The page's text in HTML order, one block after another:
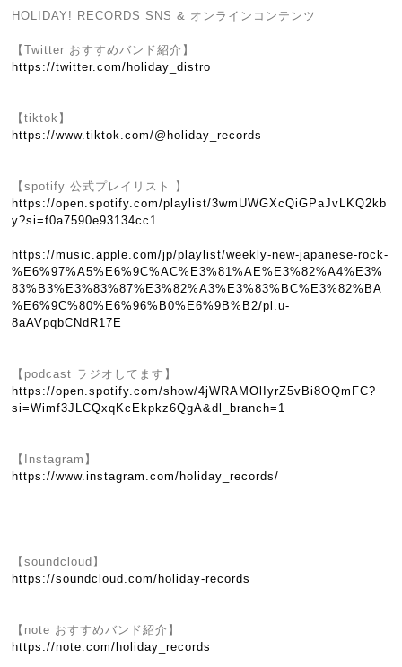
HOLIDAY! RECORDS SNS & オンラインコンテンツ
【Twitter おすすめバンド紹介】
https://twitter.com/holiday_distro
【tiktok】
https://www.tiktok.com/@holiday_records
【spotify 公式プレイリスト 】
https://open.spotify.com/playlist/3wmUWGXcQiGPaJvLKQ2kb
y?si=f0a7590e93134cc1
https://music.apple.com/jp/playlist/weekly-new-japanese-rock-
%E6%97%A5%E6%9C%AC%E3%81%AE%E3%82%A4%E3%
83%B3%E3%83%87%E3%82%A3%E3%83%BC%E3%82%BA
%E6%9C%80%E6%96%B0%E6%9B%B2/pl.u-
8aAVpqbCNdR17E
【podcast ラジオしてます】
https://open.spotify.com/show/4jWRAMOlIyrZ5vBi8OQmFC?
si=Wimf3JLCQxqKcEkpkz6QgA&dl_branch=1
【Instagram】
https://www.instagram.com/holiday_records/
【soundcloud】
https://soundcloud.com/holiday-records
【note おすすめバンド紹介】
https://note.com/holiday_records